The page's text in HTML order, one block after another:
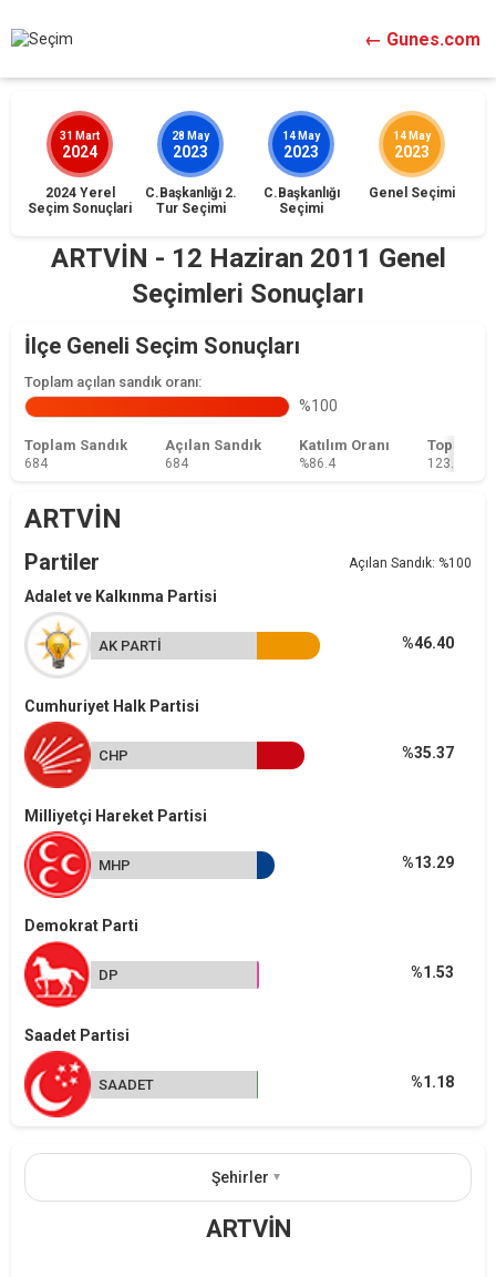
← Gunes.com
31 Mart
2024
2024 Yerel
Seçim Sonuçlari
28 May
2023
C.Başkanlığı 2.
Tur Seçimi
14 May
2023
C.Başkanlığı
Seçimi
14 May
2023
Genel Seçimi
ARTVİN - 12 Haziran 2011 Genel
Seçimleri Sonuçları
İlçe Geneli Seçim Sonuçları
Toplam açılan sandık oranı:
%100
Toplam Sandık
684
Açılan Sandık
684
Katılım Oranı
%86.4
Toplam
123.790
ARTVİN
Partiler Açılan Sandık: %100
Adalet ve Kalkınma Partisi
AK PARTİ %46.40
Cumhuriyet Halk Partisi
CHP %35.37
Milliyetçi Hareket Partisi
MHP %13.29
Demokrat Parti
DP %1.53
Saadet Partisi
SAADET %1.18
Şehirler
ARTVİN